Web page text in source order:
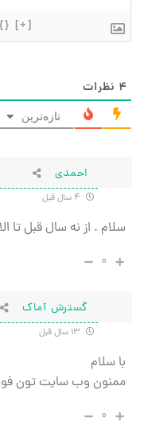
{} [+]
۴ نظرات
تازه‌ترین
احمدی
سلام . از نه سال قبل تا
۰
گسترش آماک
با سلام
ممنون وب سایت تون
۰